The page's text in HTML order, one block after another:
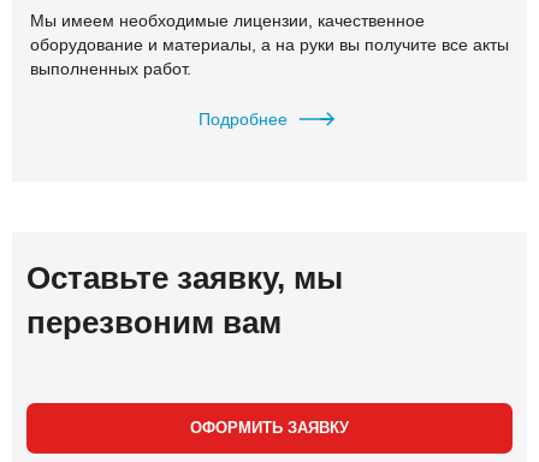
Мы имеем необходимые лицензии, качественное
оборудование и материалы, а на руки вы получите все акты
выполненных работ.
Подробнее
Оставьте заявку, мы
перезвоним вам
ОФОРМИТЬ ЗАЯВКУ